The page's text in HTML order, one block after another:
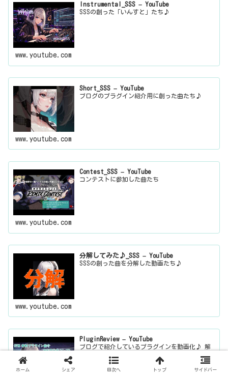
Instrumental_SSS – YouTube
SSSの創った「いんすと」たち♪
www.youtube.com
Short_SSS – YouTube
ブログのプラグイン紹介用に創った曲たち♪
www.youtube.com
Contest_SSS – YouTube
コンテストに参加した曲たち
www.youtube.com
分解してみた♪_SSS – YouTube
SSSの創った曲を分解した動画たち♪
www.youtube.com
PluginReview – YouTube
ブログで紹介しているプラグインを動画化♪ 解
越しください。
ホーム シェア 目次へ トップ サイドバー